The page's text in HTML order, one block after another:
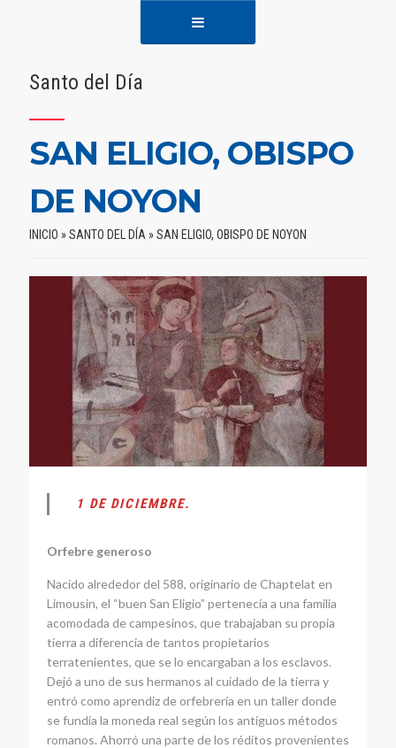
Santo del Día
SAN ELIGIO, OBISPO
DE NOYON
INICIO »SANTO DEL DÍA »SAN ELIGIO, OBISPO DE NOYON
1 DE DICIEMBRE.
Orfebre generoso
Nacido alrededor del 588, originario de Chaptelat en
Limousin, el “buen San Eligio” pertenecía a una familia
acomodada de campesinos, que trabajaban su propia
tierra a diferencia de tantos propietarios
terratenientes, que se lo encargaban a los esclavos.
Dejó a uno de sus hermanos al cuidado de la tierra y
entró como aprendiz de orfebrería en un taller donde
se fundía la moneda real según los antiguos métodos
romanos. Ahorró una parte de los réditos provenientes